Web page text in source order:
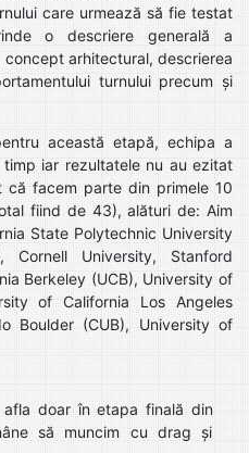
care urmează să fie testat
o descriere generală a
arhitectural, descrierea
turnului precum și
această etapă, echipa a
iar rezultatele nu au ezitat
facem parte din primele 10
fiind de 43), alături de: Aim
State Polytechnic University
Cornell University, Stanford
Berkeley (UCB), University of
of California Los Angeles
Boulder (CUB), University of
doar în etapa finală din
să muncim cu drag și